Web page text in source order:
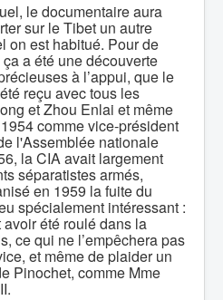
le documentaire aura
sur le Tibet un autre
on est habitué. Pour de
a été une découverte
à l’appui, que le
reçu avec tous les
et Zhou Enlai et même
comme vice-président
l'Assemblée nationale
la CIA avait largement
séparatistes armés,
en 1959 la fuite du
spécialement intéressant :
été roulé dans la
ce qui ne l’empêchera pas
et même de plaider un
Pinochet, comme Mme